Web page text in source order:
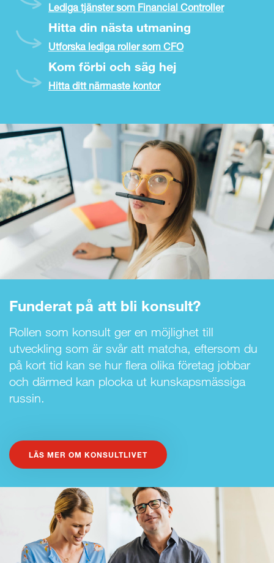
Lediga tjänster som Financial Controller
Hitta din nästa utmaning
Utforska lediga roller som CFO
Kom förbi och säg hej
Hitta ditt närmaste kontor
Funderat på att bli konsult?
Rollen som konsult ger en möjlighet till
utveckling som är svår att matcha, eftersom du
på kort tid kan se hur flera olika företag jobbar
och därmed kan plocka ut kunskapsmässiga
russin.
LÄS MER OM KONSULTLIVET